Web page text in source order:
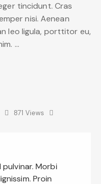
tincidunt. Cras
nisi. Aenean
leo ligula, porttitor eu,
…
871 Views
Morbi
Proin